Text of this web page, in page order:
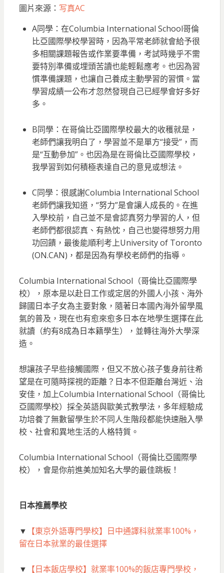
圖片來源： 写真AC
A同學：在Columbia International School哥倫
比亞國際學校學習時，因為平常老師就會給予很
多相關課題報告或作業要準備，考試時幾乎不需
要特別準備或埋頭苦讀也能輕鬆應考。也因為習
慣準備課題，也讓自己養成主動學習的習慣。當
學習成績一公布才忽然發現自己已經學會好多好
多。
B同學：在哥倫比亞國際學校最大的收穫就是，
老師們讓我明白了，學習並不是單方“接受”，而
是“互動參加”。也因為是在哥倫比亞國際學校，
我學習到如何積極表達自己的意見或想法。
C同學：很感謝Columbia International School
老師們讓我知道，“努力”是會讓人成長的。在進
入學校前，自己並不是會認真努力學習的人，但
老師們都很認真、有熱忱，自己也變得想努力用
功回饋，最後能順利考上University of Toronto
(ON.CAN)，都是因為有學校老師們的指導。
Columbia International School（哥倫比亞國際學
校），原本是以赴日工作或定居的外國人小孩、海外
歸國日本子女為主要對象，隨著日本國內海外留學風
氣的普及，現在也有愈來愈多日本在地學生選擇在此
就讀（約有8成為日本籍學生），並轉往海外大學深
造。
想讓孩子早些接觸國際，但又不放心孩子隻身前往希
望是在可隨時探視的距離？日本不但距離台灣近、治
安佳，加上Columbia International School（哥倫比
亞國際學校）採全英語與歐美式教學法，多年經驗成
功培養了無數留學生於不同人生階段都能快速融入學
校、社會和異地生活的人格特質。
Columbia International School（哥倫比亞國際學
校），會是你前進美加知名大學的最佳跳板！
日本推薦學校
▼ 【東京外語專門學校】日中通譯科就業率100%，
留在日本就業的最佳選擇
▼ 【日本飯店學校】就業率100%的飯店專門學校，